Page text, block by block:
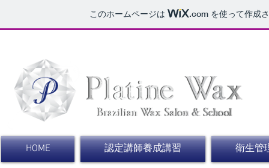
このホームページは .comを使って作成
HOME 認定講師養成講習 衛生管